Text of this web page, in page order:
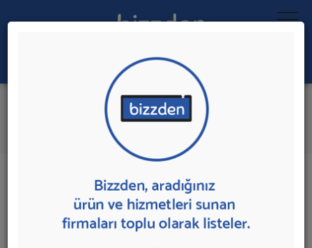
Ara:
Asfalt ve Yol İnşaatı
İlk 1 Firmadan Teklif İste